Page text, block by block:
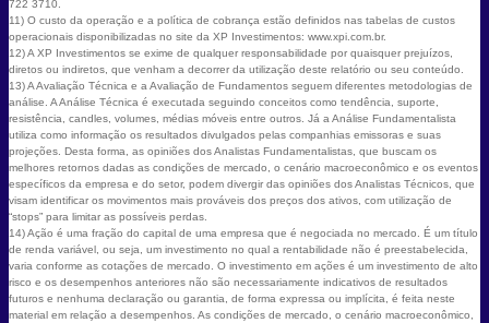
722 3710.
11) O custo da operação e a política de cobrança estão definidos nas tabelas de custos
operacionais disponibilizadas no site da XP Investimentos: www.xpi.com.br.
12) A XP Investimentos se exime de qualquer responsabilidade por quaisquer prejuízos,
diretos ou indiretos, que venham a decorrer da utilização deste relatório ou seu conteúdo.
13) A Avaliação Técnica e a Avaliação de Fundamentos seguem diferentes metodologias de
análise. A Análise Técnica é executada seguindo conceitos como tendência, suporte,
resistência, candles, volumes, médias móveis entre outros. Já a Análise Fundamentalista
utiliza como informação os resultados divulgados pelas companhias emissoras e suas
projeções. Desta forma, as opiniões dos Analistas Fundamentalistas, que buscam os
melhores retornos dadas as condições de mercado, o cenário macroeconômico e os eventos
específicos da empresa e do setor, podem divergir das opiniões dos Analistas Técnicos, que
visam identificar os movimentos mais prováveis dos preços dos ativos, com utilização de
“stops” para limitar as possíveis perdas.
14) Ação é uma fração do capital de uma empresa que é negociada no mercado. É um título
de renda variável, ou seja, um investimento no qual a rentabilidade não é preestabelecida,
varia conforme as cotações de mercado. O investimento em ações é um investimento de alto
risco e os desempenhos anteriores não são necessariamente indicativos de resultados
futuros e nenhuma declaração ou garantia, de forma expressa ou implícita, é feita neste
material em relação a desempenhos. As condições de mercado, o cenário macroeconômico,